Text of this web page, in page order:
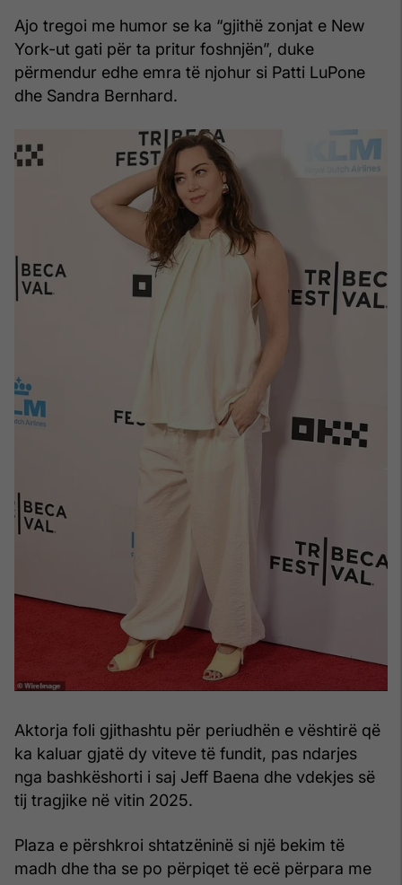
Ajo tregoi me humor se ka “gjithë zonjat e New
York-ut gati për ta pritur foshnjën”, duke
përmendur edhe emra të njohur si Patti LuPone
dhe Sandra Bernhard.
Aktorja foli gjithashtu për periudhën e vështirë që
ka kaluar gjatë dy viteve të fundit, pas ndarjes
nga bashkëshorti i saj Jeff Baena dhe vdekjes së
tij tragjike në vitin 2025.
Plaza e përshkroi shtatzëninë si një bekim të
madh dhe tha se po përpiqet të ecë përpara me